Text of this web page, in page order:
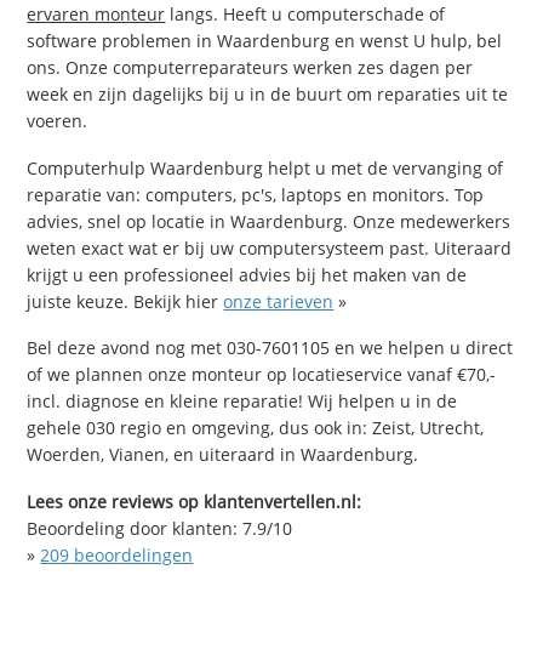
ervaren monteur langs. Heeft u computerschade of
software problemen in Waardenburg en wenst U hulp, bel
ons. Onze computerreparateurs werken zes dagen per
week en zijn dagelijks bij u in de buurt om reparaties uit te
voeren.
Computerhulp Waardenburg helpt u met de vervanging of
reparatie van: computers, pc's, laptops en monitors. Top
advies, snel op locatie in Waardenburg. Onze medewerkers
weten exact wat er bij uw computersysteem past. Uiteraard
krijgt u een professioneel advies bij het maken van de
juiste keuze. Bekijk hieronze tarieven »
Bel deze avond nog met 030-7601105 en we helpen u direct
of we plannen onze monteur op locatieservice vanaf €70,-
incl. diagnose en kleine reparatie! Wij helpen u in de
gehele 030 regio en omgeving, dus ook in: Zeist, Utrecht,
Woerden, Vianen, en uiteraard in Waardenburg.
Lees onze reviews op klantenvertellen.nl:
Beoordeling door klanten:7.9/10
»209 beoordelingen